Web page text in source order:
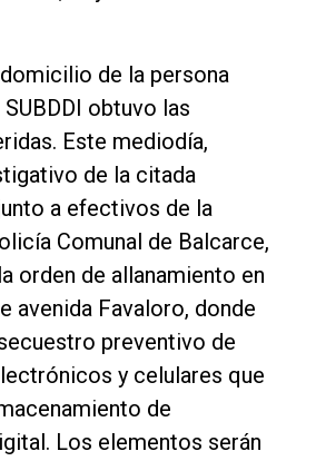
de la persona
obtuvo las
Este mediodía,
de la citada
a efectivos de la
Comunal de Balcarce,
orden de allanamiento en
avenida Favaloro, donde
preventivo de
y celulares que
de
Los elementos serán